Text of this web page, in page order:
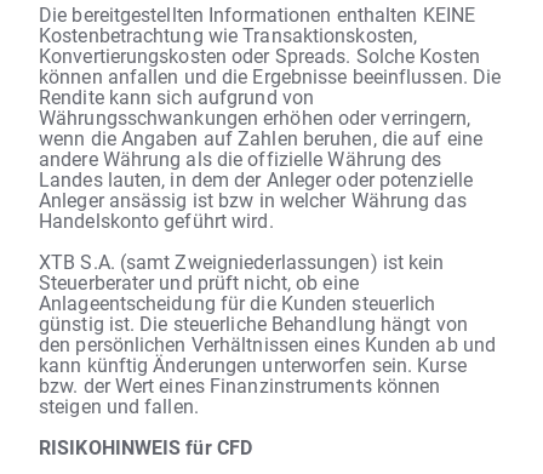
Die bereitgestellten Informationen enthalten KEINE
Kostenbetrachtung wie Transaktionskosten,
Konvertierungskosten oder Spreads. Solche Kosten
können anfallen und die Ergebnisse beeinflussen. Die
Rendite kann sich aufgrund von
Währungsschwankungen erhöhen oder verringern,
wenn die Angaben auf Zahlen beruhen, die auf eine
andere Währung als die offizielle Währung des
Landes lauten, in dem der Anleger oder potenzielle
Anleger ansässig ist bzw in welcher Währung das
Handelskonto geführt wird.
XTB S.A. (samt Zweigniederlassungen) ist kein
Steuerberater und prüft nicht, ob eine
Anlageentscheidung für die Kunden steuerlich
günstig ist. Die steuerliche Behandlung hängt von
den persönlichen Verhältnissen eines Kunden ab und
kann künftig Änderungen unterworfen sein. Kurse
bzw. der Wert eines Finanzinstruments können
steigen und fallen.
RISIKOHINWEIS für CFD